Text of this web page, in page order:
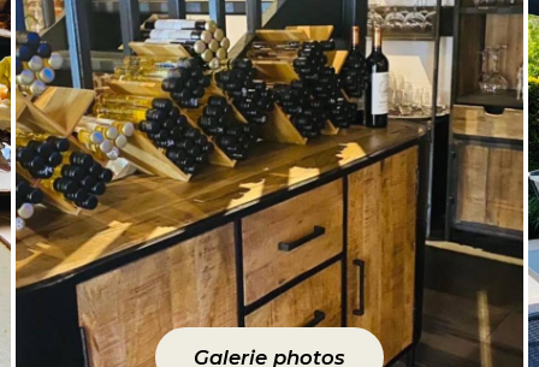
Galerie photos